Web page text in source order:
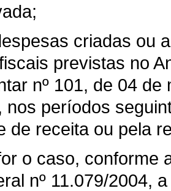
criadas ou
previstas no
nº 101, de 04
nos períodos
de receita ou pela
o caso, conforme
nº 11.079/2004,